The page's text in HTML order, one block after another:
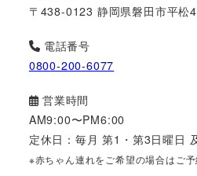
〒438-0123 静岡県磐田市平松
電話番号
0800-200-6077
営業時間
AM9:00〜PM6:00
定休日：毎月 第1・第3日曜日
※赤ちゃん連れをご希望の場合はご予